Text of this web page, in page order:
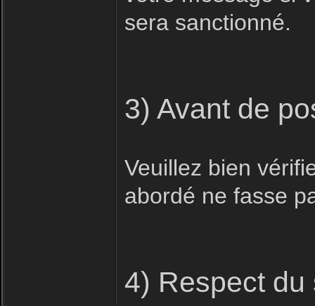
sera sanctionné.
3) Avant de
Veuillez bien
abordé ne fasse
4) Respect